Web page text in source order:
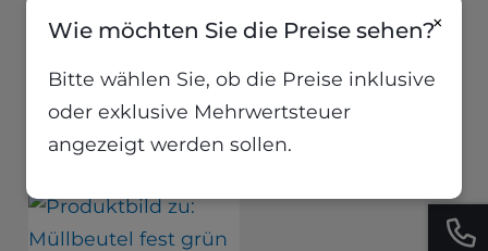
×
Wie möchten Sie die Preise sehen?
Bitte wählen Sie, ob die Preise inklusive
oder exklusive Mehrwertsteuer
angezeigt werden sollen.
(Küchen-Abfälle)
2,01€ inkl. MwSt
(2,01€/Stück